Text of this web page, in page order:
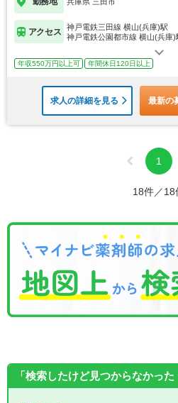
アクセス
神戸電鉄三田線 横山(兵庫)駅
神戸電鉄公園都市線 横山(兵庫)
年収550万円以上可 年間休日120日以上
求人の詳細を見る 最新の
1
18件／18
「検索したけど見つからなかった